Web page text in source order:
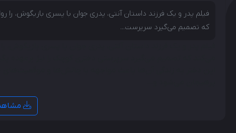
فیلم پدر و یک فرزند داستان آنتی، پدری جوان با پسری بازیگوش، را
که تصمیم می‌گیرد سرپرست...